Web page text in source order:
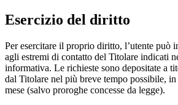
Esercizio del diritto
Per esercitare il proprio diritto, l’utente può
agli estremi di contatto del Titolare indicati
informativa. Le richieste sono depositate a
dal Titolare nel più breve tempo possibile,
mese (salvo proroghe concesse da legge).